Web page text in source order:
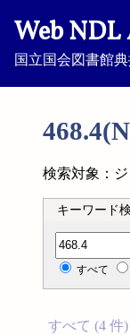
Web
国立国会図書館
検索対象：
キーワード
分類記号検
すべて
すべて (4 件)